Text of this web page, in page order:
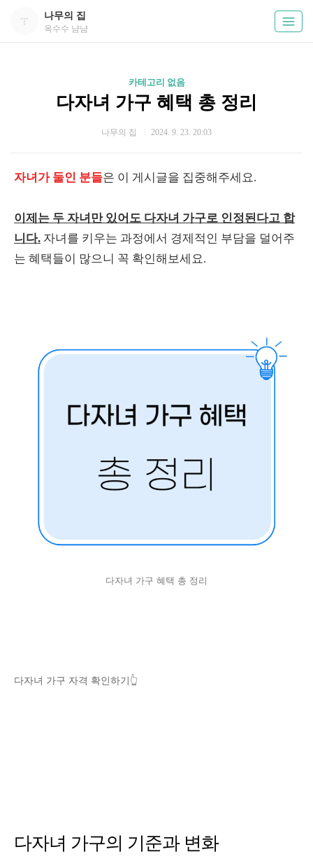
나무의 집
옥수수 냠냠
카테고리 없음
다자녀 가구 혜택 총 정리
나무의 집 2024. 9. 23. 20:03
자녀가 둘인 분들은 이 게시글을 집중해주세요.
이제는 두 자녀만 있어도 다자녀 가구로 인정된다고 합
니다. 자녀를 키우는 과정에서 경제적인 부담을 덜어주
는 혜택들이 많으니 꼭 확인해보세요.
다자녀 가구 혜택 총 정리
다자녀 가구 자격 확인하기👆
다자녀 가구의 기준과 변화